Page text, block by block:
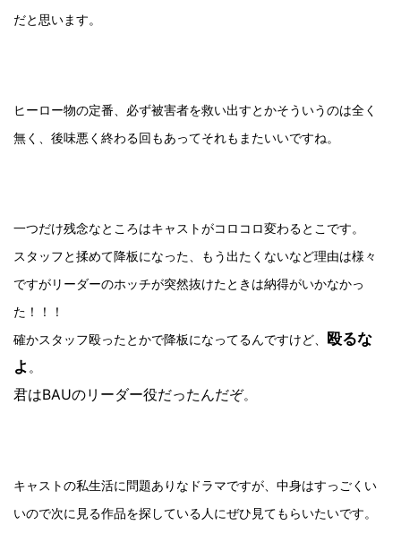
だと思います。
ヒーロー物の定番、必ず被害者を救い出すとかそういうのは全く
無く、後味悪く終わる回もあってそれもまたいいですね。
一つだけ残念なところはキャストがコロコロ変わるとこです。
スタッフと揉めて降板になった、もう出たくないなど理由は様々
ですがリーダーのホッチが突然抜けたときは納得がいかなかっ
た！！！
確かスタッフ殴ったとかで降板になってるんですけど、 殴るな
よ 。
君はBAUのリーダー役だったんだぞ。
キャストの私生活に問題ありなドラマですが、中身はすっごくい
いので次に見る作品を探している人にぜひ見てもらいたいです。